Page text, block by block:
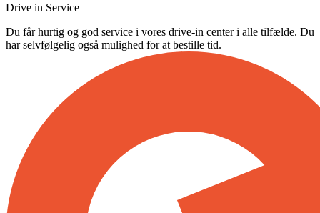
Drive in Service
Du får hurtig og god service i vores drive-in center i alle tilfælde. Du
har selvfølgelig også mulighed for at bestille tid.